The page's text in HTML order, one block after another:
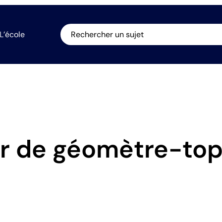
L’école Rechercher un sujet
de géomètre-